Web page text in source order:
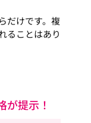
だけです。複
ることはあり
が提示！